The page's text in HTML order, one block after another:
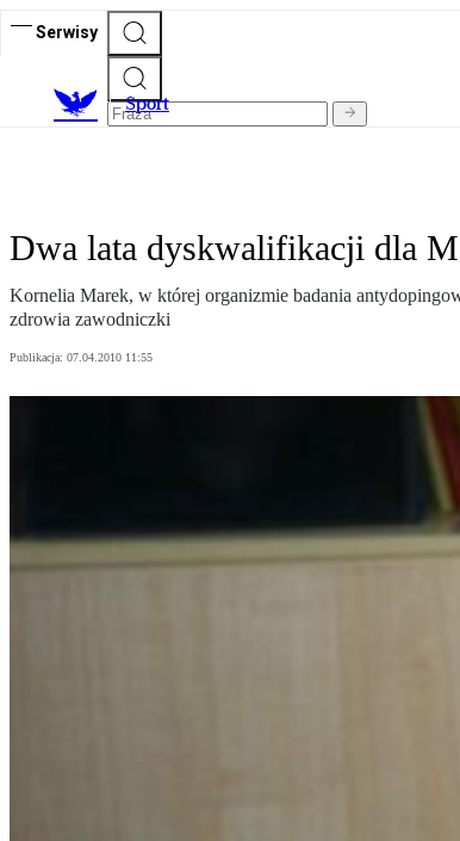
Serwisy
Sport
Dwa lata dyskwalifikacji dla
Kornelia Marek, w której organizmie badania
zdrowia zawodniczki
Publikacja: 07.04.2010 11:55